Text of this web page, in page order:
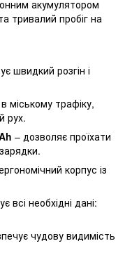
акумулятором
тривалий пробіг на
швидкий розгін і
міському трафіку,
рух.
– дозволяє проїхати
корпус із
всі необхідні дані:
чудову видимість